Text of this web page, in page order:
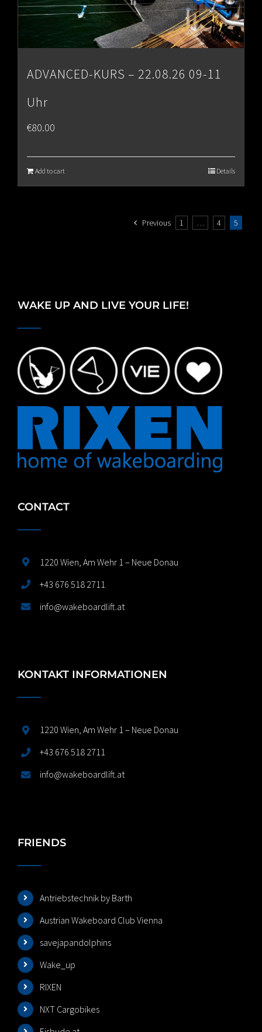
ADVANCED-KURS – 22.08.26 09-11
Uhr
€80.00
Add to cart Details
Previous 1 … 4 5
WAKE UP AND LIVE YOUR LIFE!
CONTACT
1220 Wien, Am Wehr 1 – Neue Donau
+43 676 518 2711
info@wakeboardlift.at
KONTAKT INFORMATIONEN
1220 Wien, Am Wehr 1 – Neue Donau
+43 676 518 2711
info@wakeboardlift.at
FRIENDS
Antriebstechnik by Barth
Austrian Wakeboard Club Vienna
savejapandolphins
Wake_up
RIXEN
NXT Cargobikes